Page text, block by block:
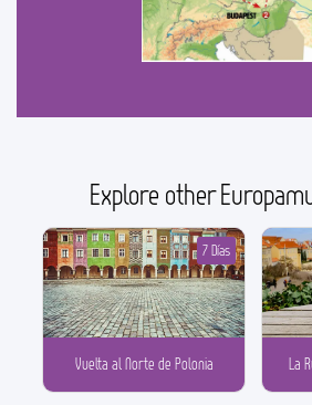
Explore other
Vuelta al Norte de Polonia
7 Días
La